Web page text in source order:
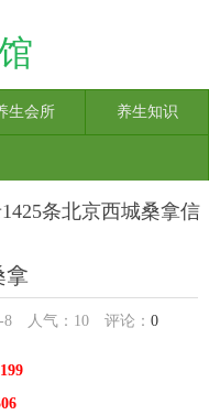
生会所 养生知识
条北京西城桑拿信
拿
人气： 10 评论： 0